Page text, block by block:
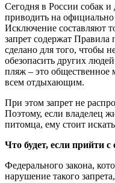
Сегодня в России собак
приводить на
Исключение составляют
запрет содержат
сделано для того, чтобы
обезопасить других
пляж – это общественное
всем отдыхающим.
При этом запрет не
Поэтому, если владелец
питомца, ему стоит
Что будет, если прийти
Федерального закона,
нарушение такого